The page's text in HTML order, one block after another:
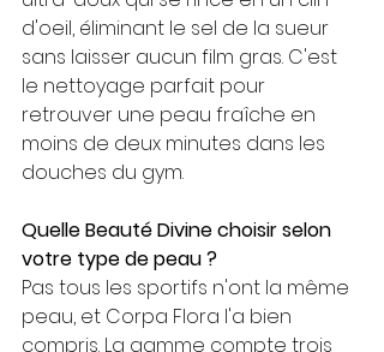
d'oeil, éliminant le sel de la sueur
sans laisser aucun film gras. C'est
le nettoyage parfait pour
retrouver une peau fraîche en
moins de deux minutes dans les
douches du gym.
Quelle Beauté Divine choisir selon
votre type de peau ?
Pas tous les sportifs n'ont la même
peau, et Corpa Flora l'a bien
compris. La gamme compte trois